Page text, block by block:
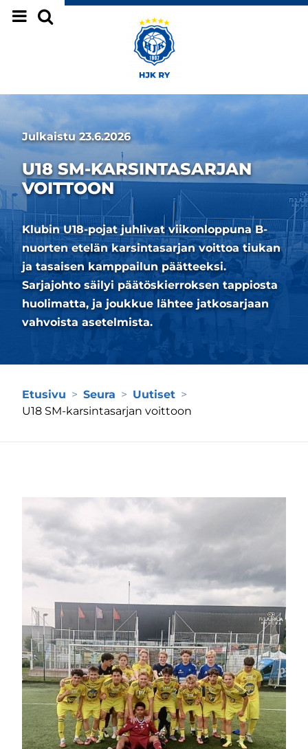
Siirry sivun sisältöön
Julkaistu23.6.2026
U18 SM-KARSINTASARJAN
VOITTOON
Klubin U18-pojat juhlivat viikonloppuna B-
nuorten etelän karsintasarjan voittoa tiukan
ja tasaisen kamppailun päätteeksi.
Sarjajohto säilyi päätöskierroksen tappiosta
huolimatta, ja joukkue lähtee jatkosarjaan
vahvoista asetelmista.
Etusivu > Seura > Uutiset >
U18 SM-karsintasarjan voittoon
sivu
kanava